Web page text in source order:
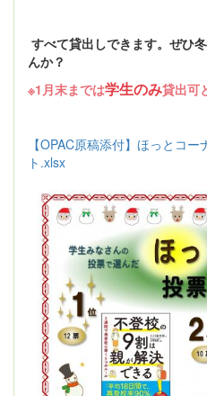
すべて貸出しできます。ぜひ
んか？
※1月末までは学生のみ貸出可
【OPAC原稿添付】ほっとコ
ト.xlsx